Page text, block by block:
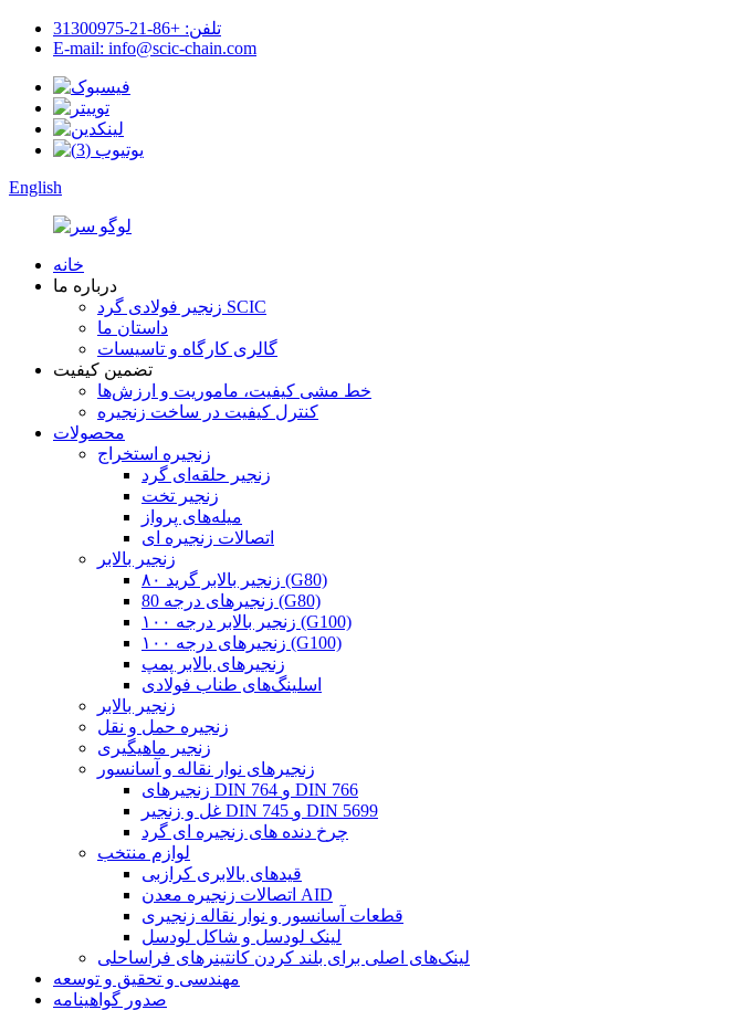
تلفن: +86-21-31300975
E-mail: info@scic-chain.com
English
خانه
درباره ما
زنجیر فولادی گرد SCIC
داستان ما
گالری کارگاه و تاسیسات
تضمین کیفیت
خط مشی کیفیت، ماموریت و ارزش‌ها
کنترل کیفیت در ساخت زنجیره
محصولات
زنجیره استخراج
زنجیر حلقه‌ای گرد
زنجیر تخت
میله‌های پرواز
اتصالات زنجیره ای
زنجیر بالابر
زنجیر بالابر گرید ۸۰ (G80)
زنجیرهای درجه 80 (G80)
زنجیر بالابر درجه ۱۰۰ (G100)
زنجیرهای درجه ۱۰۰ (G100)
زنجیرهای بالابر پمپ
اسلینگ‌های طناب فولادی
زنجیر بالابر
زنجیره حمل و نقل
زنجیر ماهیگیری
زنجیرهای نوار نقاله و آسانسور
زنجیرهای DIN 764 و DIN 766
غل و زنجیر DIN 745 و DIN 5699
چرخ دنده های زنجیره ای گرد
لوازم منتخب
قیدهای بالابری کرازبی
اتصالات زنجیره معدن AID
قطعات آسانسور و نوار نقاله زنجیری
لینک لودسل و شاکل لودسل
لینک‌های اصلی برای بلند کردن کانتینرهای فراساحلی
مهندسی و تحقیق و توسعه
صدور گواهینامه